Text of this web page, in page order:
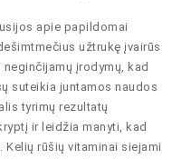
apie papildomai
užtrukę įvairūs
įrodymų, kad
suteikia juntamos naudos
tyrimų rezultatų
ir leidžia manyti, kad
rūšių vitaminai siejami